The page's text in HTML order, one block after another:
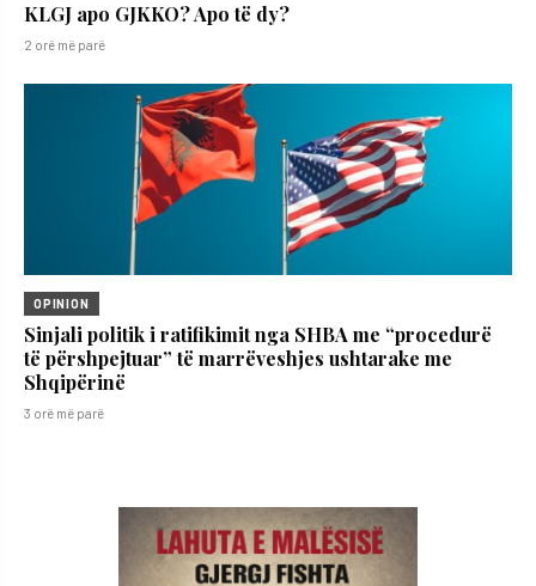
KLGJ apo GJKKO? Apo të dy?
2 orë më parë
OPINION
Sinjali politik i ratifikimit nga SHBA me “procedurë
të përshpejtuar” të marrëveshjes ushtarake me
Shqipërinë
3 orë më parë